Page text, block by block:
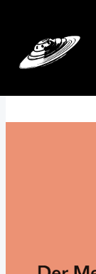
springen
bejahend